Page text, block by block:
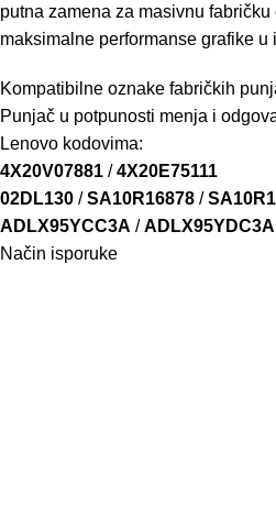
putna zamena za masivnu
maksimalne performanse grafike u
Kompatibilne oznake fabričkih
Punjač u potpunosti menja i
Lenovo kodovima:
4X20V07881 /4X20E75111
02DL130 /SA10R16878 /
ADLX95YCC3A /ADLX95YDC3A
Način isporuke